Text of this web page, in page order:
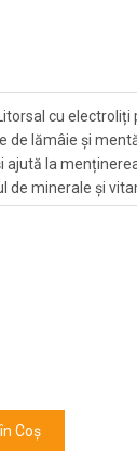
cu electroliți
de lămâie și
ajută la
de minerale și
Coş